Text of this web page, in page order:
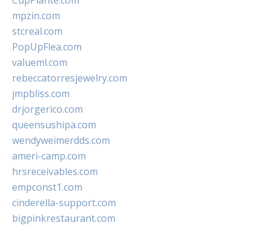
mpzin.com
stcreal.com
PopUpFlea.com
valueml.com
rebeccatorresjewelry.com
jmpbliss.com
drjorgerico.com
queensushipa.com
wendyweimerdds.com
ameri-camp.com
hrsreceivables.com
empconst1.com
cinderella-support.com
bigpinkrestaurant.com